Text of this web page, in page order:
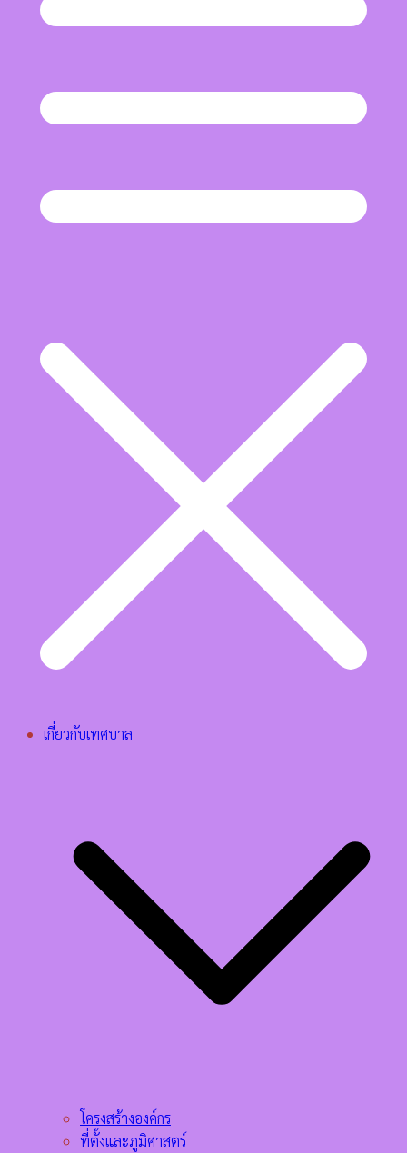
เกี่ยวกับเทศบาล
โครงสร้างองค์กร
ที่ตั้งและภูมิศาสตร์